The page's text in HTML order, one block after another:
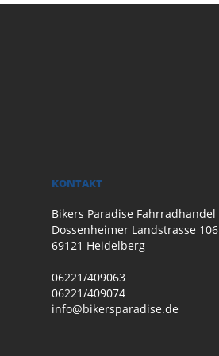
KONTAKT
Bikers Paradise Fahrradhandel
Dossenheimer Landstrasse 106
69121 Heidelberg
06221/409063
06221/409074
info@bikersparadise.de